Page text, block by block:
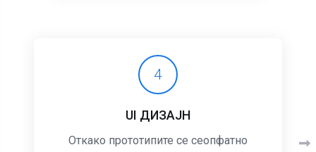
4
UI ДИЗАЈН
Откако прототипите се сеопфатно